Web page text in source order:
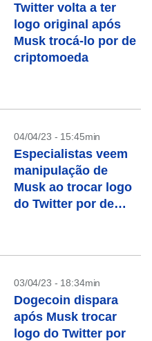
Twitter volta a ter
logo original após
Musk trocá-lo por de
criptomoeda
04/04/23 - 15:45min
Especialistas veem
manipulação de
Musk ao trocar logo
do Twitter por de
03/04/23 - 18:34min
Dogecoin dispara
após Musk trocar
logo do Twitter por